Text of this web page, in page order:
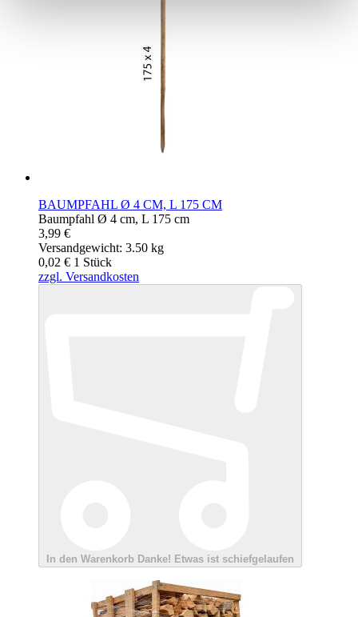
BAUMPFAHL Ø 4 CM, L 175 CM
Baumpfahl Ø 4 cm, L 175 cm
3,99 €
Versandgewicht: 3.50 kg
0,02 € 1 Stück
zzgl. Versandkosten
In den Warenkorb Danke! Etwas ist schiefgelaufen